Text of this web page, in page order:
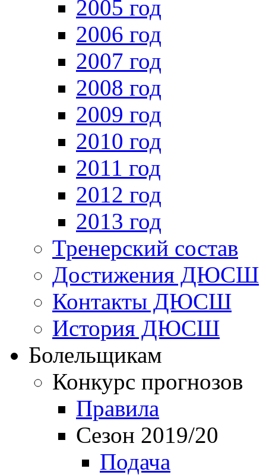
2005 год
2006 год
2007 год
2008 год
2009 год
2010 год
2011 год
2012 год
2013 год
Тренерский состав
Достижения ДЮСШ
Контакты ДЮСШ
История ДЮСШ
Болельщикам
Конкурс прогнозов
Правила
Сезон 2019/20
Подача